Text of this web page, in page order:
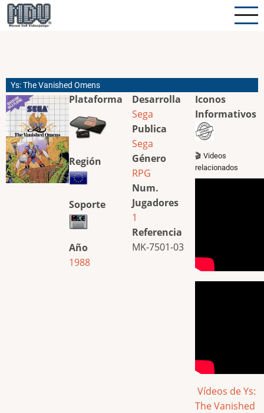
Pasar
al
Ys: The Vanished Omens
Plataforma
Región
Soporte
Año
1988
Desarrolla
Sega
Publica
Sega
Género
RPG
Num.
Jugadores
1
Referencia
MK-7501-03
Iconos
Informativos
🎬 Videos
relacionados
Vídeos de Ys:
The Vanished